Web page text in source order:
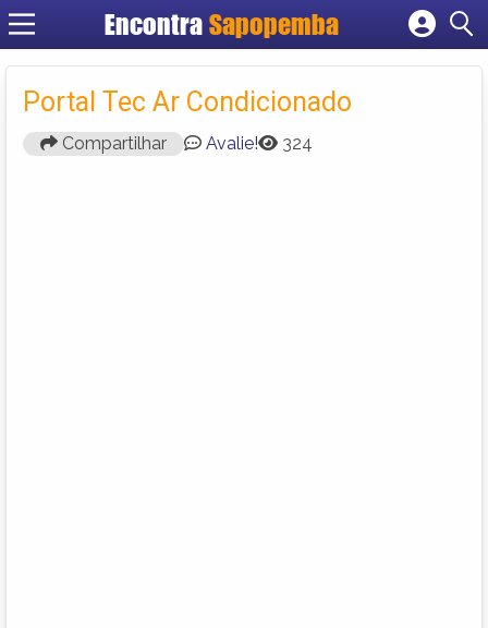
Encontra Sapopemba
Cadastrar empresa
Criar conta
Portal Tec Ar Condicionado
Compartilhar Avalie! 324